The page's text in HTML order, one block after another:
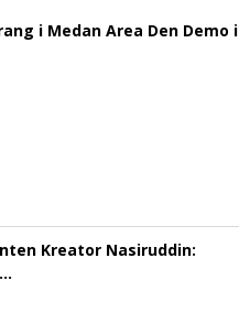
i Medan Area Den Demo i
Kreator Nasiruddin: